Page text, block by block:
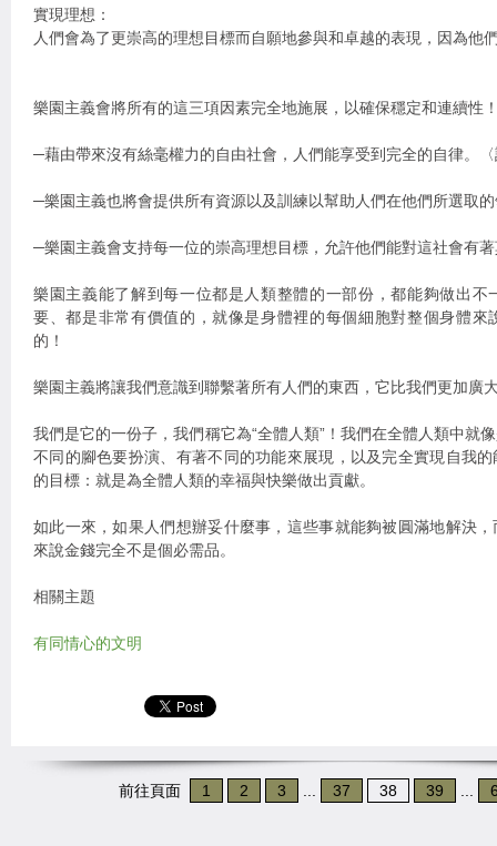
實現理想：
人們會為了更崇高的理想目標而自願地參與和卓越的表現，因為他
樂園主義會將所有的這三項因素完全地施展，以確保穩定和連續性
─藉由帶來沒有絲毫權力的自由社會，人們能享受到完全的自律。
─樂園主義也將會提供所有資源以及訓練以幫助人們在他們所選取
─樂園主義會支持每一位的崇高理想目標，允許他們能對這社會有
樂園主義能了解到每一位都是人類整體的一部份，都能夠做出不
要、都是非常有價值的，就像是身體裡的每個細胞對整個身體來
的！
樂園主義將讓我們意識到聯繫著所有人們的東西，它比我們更加廣
我們是它的一份子，我們稱它為“全體人類”！我們在全體人類中就
不同的腳色要扮演、有著不同的功能來展現，以及完全實現自我
的目標：就是為全體人類的幸福與快樂做出貢獻。
如此一來，如果人們想辦妥什麼事，這些事就能夠被圓滿地解決
來說金錢完全不是個必需品。
相關主題
有同情心的文明
前往頁面 1 2 3 37 38 39